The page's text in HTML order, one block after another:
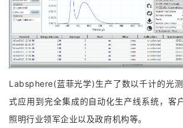
Labsphere(蓝菲光学)生产了数以千计的光
式应用到完全集成的自动化生产线系统，客
照明行业领军企业以及政府机构等。